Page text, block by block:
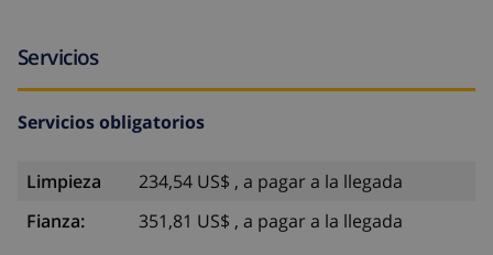
Servicios
Servicios obligatorios
Limpieza
234,54 US$ , a pagar a la llegada
Fianza:
351,81 US$ , a pagar a la llegada